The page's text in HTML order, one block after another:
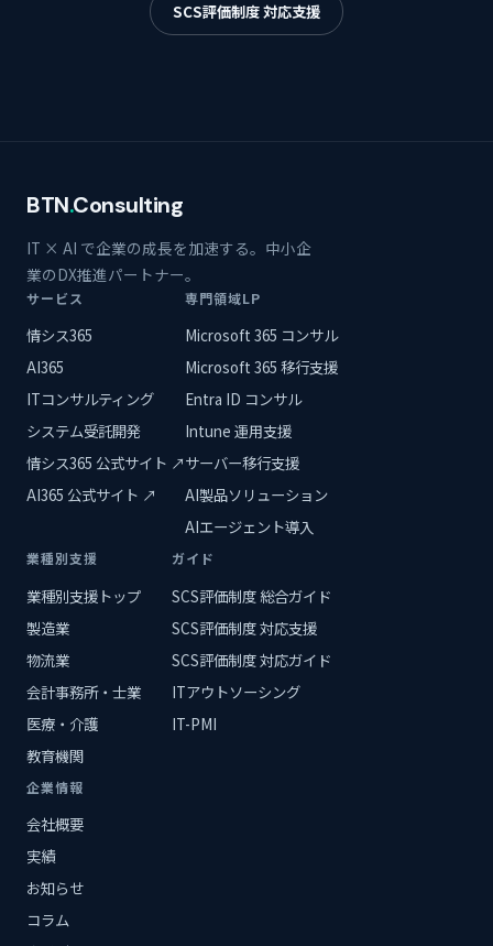
SCS評価制度 対応支援
BTN.Consulting
IT × AI で企業の成長を加速する。中小企
業のDX推進パートナー。
サービス
情シス365
AI365
ITコンサルティング
システム受託開発
情シス365 公式サイト ↗
AI365 公式サイト ↗
専門領域LP
Microsoft 365 コンサル
Microsoft 365 移行支援
Entra ID コンサル
Intune 運用支援
サーバー移行支援
AI製品ソリューション
AIエージェント導入
業種別支援
業種別支援トップ
製造業
物流業
会計事務所・士業
医療・介護
教育機関
ガイド
SCS評価制度 総合ガイド
SCS評価制度 対応支援
SCS評価制度 対応ガイド
ITアウトソーシング
IT-PMI
企業情報
会社概要
実績
お知らせ
コラム